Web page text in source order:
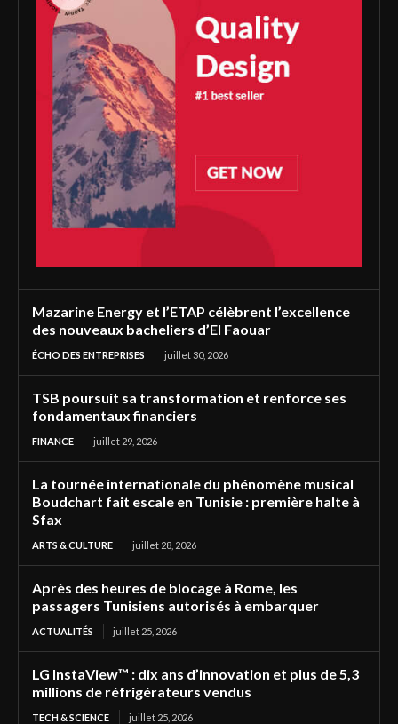
Mazarine Energy et l’ETAP célèbrent l’excellence
des nouveaux bacheliers d’El Faouar
ÉCHO DES ENTREPRISES juillet 30, 2026
TSB poursuit sa transformation et renforce ses
fondamentaux financiers
FINANCE juillet 29, 2026
La tournée internationale du phénomène musical
Boudchart fait escale en Tunisie : première halte à
Sfax
ARTS & CULTURE juillet 28, 2026
Après des heures de blocage à Rome, les
passagers Tunisiens autorisés à embarquer
ACTUALITÉS juillet 25, 2026
LG InstaView™ : dix ans d’innovation et plus de 5,3
millions de réfrigérateurs vendus
TECH & SCIENCE juillet 25, 2026